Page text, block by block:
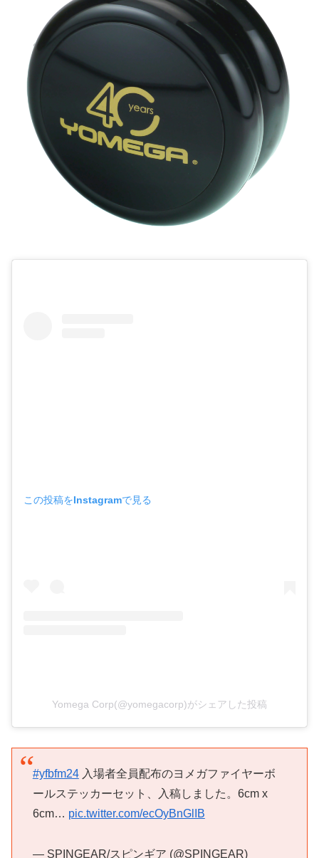
この投稿をInstagramで見る
Yomega Corp(@yomegacorp)がシェアした投稿
#yfbfm24入場者全員配布のヨメガファイヤーボ
ールステッカーセット、入稿しました。6cm x
6cm… pic.twitter.com/ecOyBnGlIB
— SPINGEAR/スピンギア (@SPINGEAR)